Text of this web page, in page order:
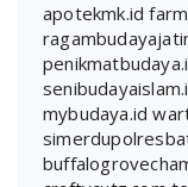
apotekmk.id
mybudaya.id